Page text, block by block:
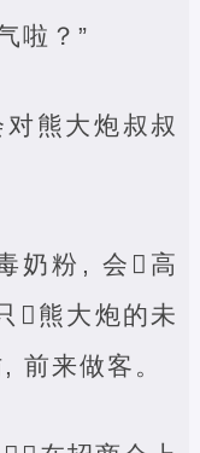
啦？”
熊大炮叔叔
奶粉, 会‌高
‌熊大炮的未
前来做客。